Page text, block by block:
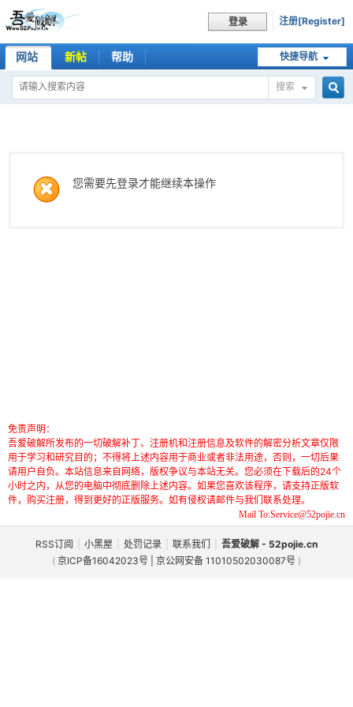
登录 注册[Register]
快捷导航
网站 新帖 帮助
搜索
您需要先登录才能继续本操作
免责声明：
吾爱破解所发布的一切破解补丁、注册机和注册信息及软件的解密分析文章仅限
用于学习和研究目的；不得将上述内容用于商业或者非法用途，否则，一切后果
请用户自负。本站信息来自网络，版权争议与本站无关。您必须在下载后的24个
小时之内，从您的电脑中彻底删除上述内容。如果您喜欢该程序，请支持正版软
件，购买注册，得到更好的正版服务。如有侵权请邮件与我们联系处理。
Mail To:Service@52pojie.cn
RSS订阅 小黑屋 处罚记录 联系我们
吾爱破解 - 52pojie.cn
( 京ICP备16042023号 | 京公网安备 11010502030087号 )